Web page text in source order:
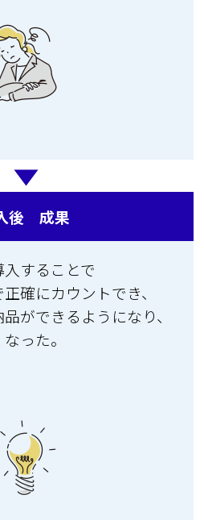
後 成果
することで
正確にカウントでき、
ができるようになり、
った。